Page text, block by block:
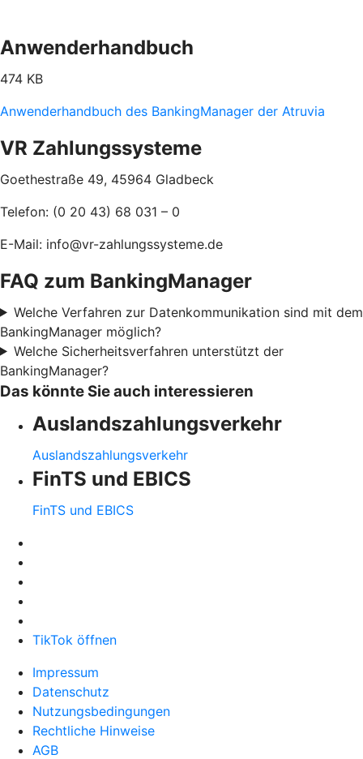
Anwenderhandbuch
474 KB
Anwenderhandbuch des BankingManager der Atruvia
VR Zahlungssysteme
Goethestraße 49, 45964 Gladbeck
Telefon: (0 20 43) 68 031 – 0
E-Mail: info@vr-zahlungssysteme.de
FAQ zum BankingManager
Welche Verfahren zur Datenkommunikation sind mit dem
BankingManager möglich?
Welche Sicherheitsverfahren unterstützt der
BankingManager?
Das könnte Sie auch interessieren
Auslandszahlungsverkehr
Auslandszahlungsverkehr
FinTS und EBICS
FinTS und EBICS
TikTok öffnen
Impressum
Datenschutz
Nutzungsbedingungen
Rechtliche Hinweise
AGB